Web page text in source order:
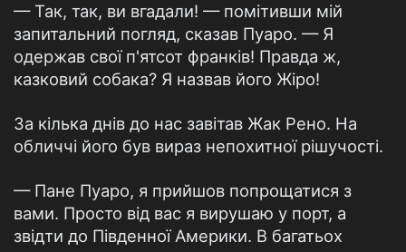
— Так, так, ви вгадали! — помітивши мій
запитальний погляд, сказав Пуаро. — Я
одержав свої п'ятсот франків! Правда ж,
казковий собака? Я назвав його Жіро!
За кілька днів до нас завітав Жак Рено. На
обличчі його був вираз непохитної рішучості.
— Пане Пуаро, я прийшов попрощатися з
вами. Просто від вас я вирушаю у порт, а
звідти до Південної Америки. В багатьох